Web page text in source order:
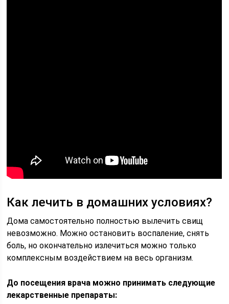
Как лечить в домашних условиях?
Дома самостоятельно полностью вылечить свищ
невозможно. Можно остановить воспаление, снять
боль, но окончательно излечиться можно только
комплексным воздействием на весь организм.
До посещения врача можно принимать следующие
лекарственные препараты: